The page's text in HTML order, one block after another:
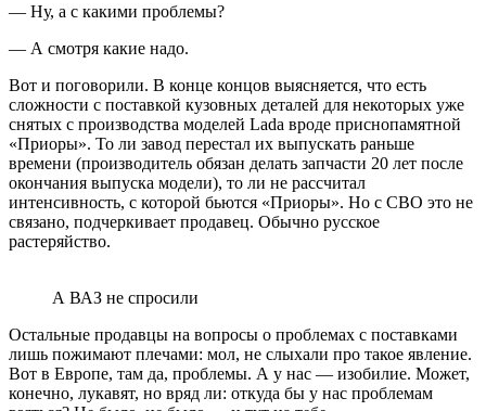
— Ну, а с какими проблемы?
— А смотря какие надо.
Вот и поговорили. В конце концов выясняется, что есть
сложности с поставкой кузовных деталей для некоторых уже
снятых с производства моделей Lada вроде приснопамятной
«Приоры». То ли завод перестал их выпускать раньше
времени (производитель обязан делать запчасти 20 лет после
окончания выпуска модели), то ли не рассчитал
интенсивность, с которой бьются «Приоры». Но с СВО это не
связано, подчеркивает продавец. Обычно русское
растеряйство.
А ВАЗ не спросили
Остальные продавцы на вопросы о проблемах с поставками
лишь пожимают плечами: мол, не слыхали про такое явление.
Вот в Европе, там да, проблемы. А у нас — изобилие. Может,
конечно, лукавят, но вряд ли: откуда бы у нас проблемам